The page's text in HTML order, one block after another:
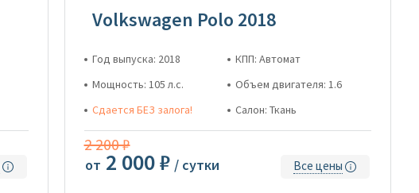
Volkswagen Polo 2018
Год выпуска: 2018
КПП: Автомат
Мощность: 105 л.с.
Объем двигателя: 1.6
Сдается БЕЗ залога!
Салон: Ткань
2 200 ₽
от 2 000 ₽ / сутки Все цены